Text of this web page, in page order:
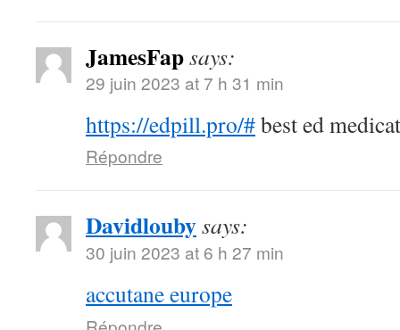
JamesFapsays:
29 juin 2023 at 7 h 31 min
https://edpill.pro/#best ed
Répondre
Davidloubysays:
30 juin 2023 at 6 h 27 min
accutane europe